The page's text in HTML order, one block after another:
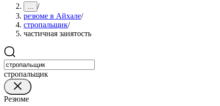
... /
резюме в Айхале/
стропальщик/
частичная занятость
стропальщик
Резюме